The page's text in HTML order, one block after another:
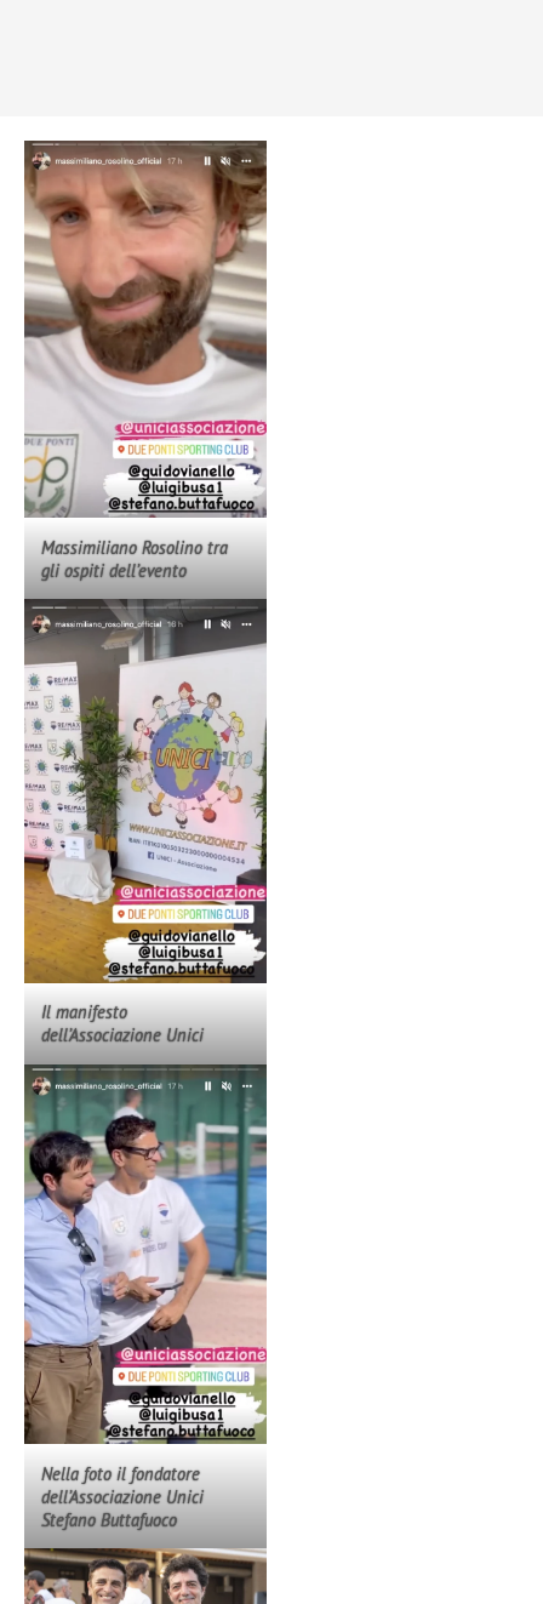
Massimiliano Rosolino tra
gli ospiti dell’evento
Il manifesto
dell’Associazione Unici
Nella foto il fondatore
dell’Associazione Unici
Stefano Buttafuoco